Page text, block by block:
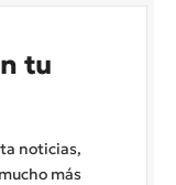
tu
noticias,
más